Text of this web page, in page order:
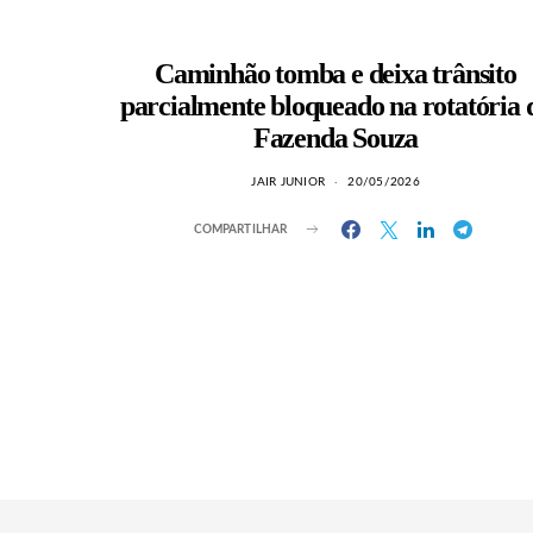
Caminhão tomba e deixa trânsito
parcialmente bloqueado na rotatória
Fazenda Souza
JAIR JUNIOR 20/05/2026
COMPARTILHAR